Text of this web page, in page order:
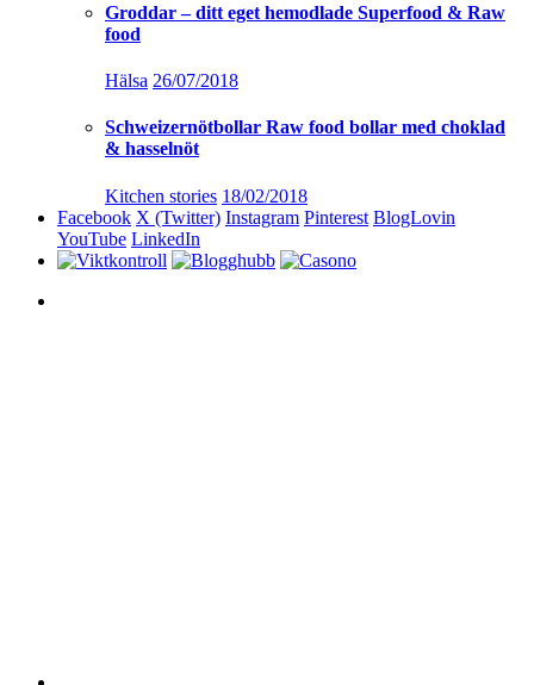
Groddar – ditt eget hemodlade Superfood & Raw
food
Hälsa 26/07/2018
Schweizernötbollar Raw food bollar med choklad
& hasselnöt
Kitchen stories 18/02/2018
Facebook X (Twitter) Instagram Pinterest BlogLovin
YouTube LinkedIn